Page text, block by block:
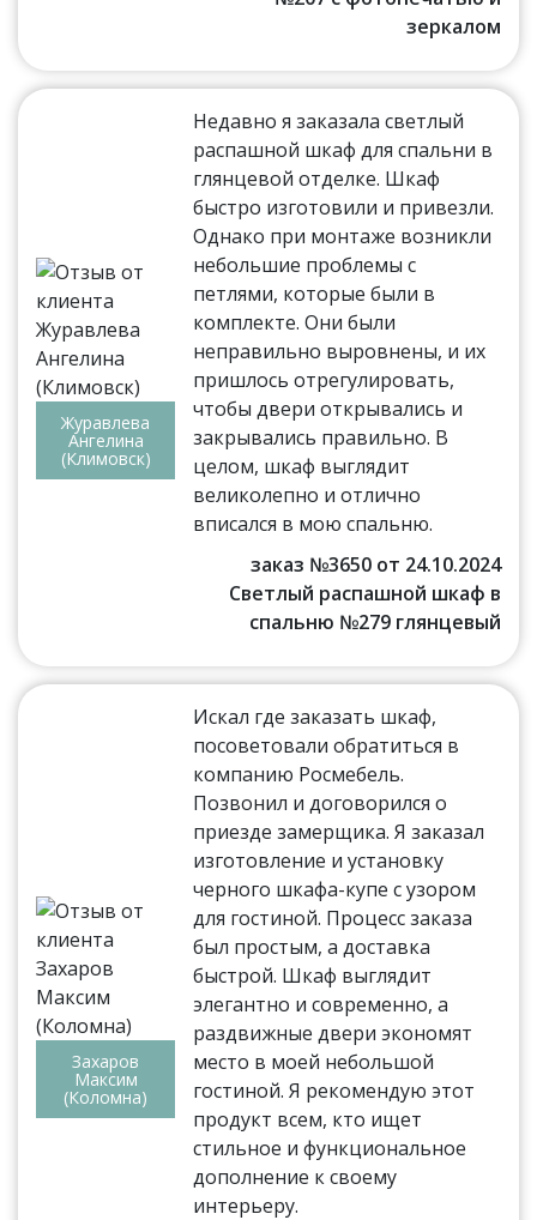
зеркалом
Журавлева
Ангелина
(Климовск)
Недавно я заказала светлый
распашной шкаф для спальни в
глянцевой отделке. Шкаф
быстро изготовили и привезли.
Однако при монтаже возникли
небольшие проблемы с
петлями, которые были в
комплекте. Они были
неправильно выровнены, и их
пришлось отрегулировать,
чтобы двери открывались и
закрывались правильно. В
целом, шкаф выглядит
великолепно и отлично
вписался в мою спальню.
заказ №3650 от 24.10.2024
Светлый распашной шкаф в
спальню №279 глянцевый
Захаров
Максим
(Коломна)
Искал где заказать шкаф,
посоветовали обратиться в
компанию Росмебель.
Позвонил и договорился о
приезде замерщика. Я заказал
изготовление и установку
черного шкафа-купе с узором
для гостиной. Процесс заказа
был простым, а доставка
быстрой. Шкаф выглядит
элегантно и современно, а
раздвижные двери экономят
место в моей небольшой
гостиной. Я рекомендую этот
продукт всем, кто ищет
стильное и функциональное
дополнение к своему
интерьеру.